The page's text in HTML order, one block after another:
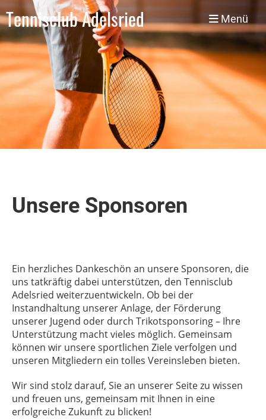
Tennisclub Adelsried Menü
Unsere Sponsoren
Ein herzliches Dankeschön an unsere Sponsoren, die
uns tatkräftig dabei unterstützen, den Tennisclub
Adelsried weiterzuentwickeln. Ob bei der
Instandhaltung unserer Anlage, der Förderung
unserer Jugend oder durch Trikotsponsoring – Ihre
Unterstützung macht vieles möglich. Gemeinsam
können wir unsere sportlichen Ziele verfolgen und
unseren Mitgliedern ein tolles Vereinsleben bieten.
Wir sind stolz darauf, Sie an unserer Seite zu wissen
und freuen uns, gemeinsam mit Ihnen in eine
erfolgreiche Zukunft zu blicken!